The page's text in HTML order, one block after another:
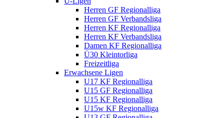
Herren GF Regionalliga
Herren GF Verbandsliga
Herren KF Regionalliga
Herren KF Verbandsliga
Damen KF Regionalliga
Ü30 Kleintorliga
Freizeitliga
Erwachsene Ligen
U17 KF Regionalliga
U15 GF Regionalliga
U15 KF Regionalliga
U15w KF Regionalliga